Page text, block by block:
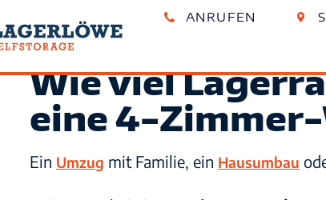
ANRUFEN
Kiel
0431 580 919 30
0391 289 235 30
Lagerlöwe – Garage mieten
Self-Storage
Wie
Wie viel
eine 4-
Ein Umzug mit Familie, ein Hausumbau